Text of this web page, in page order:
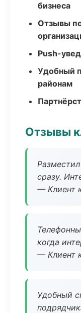
бизнеса
Отзывы
Push-
Удобный
районам
Отзывы
сразу.
— Клиент
когда
— Клиент
Удобный